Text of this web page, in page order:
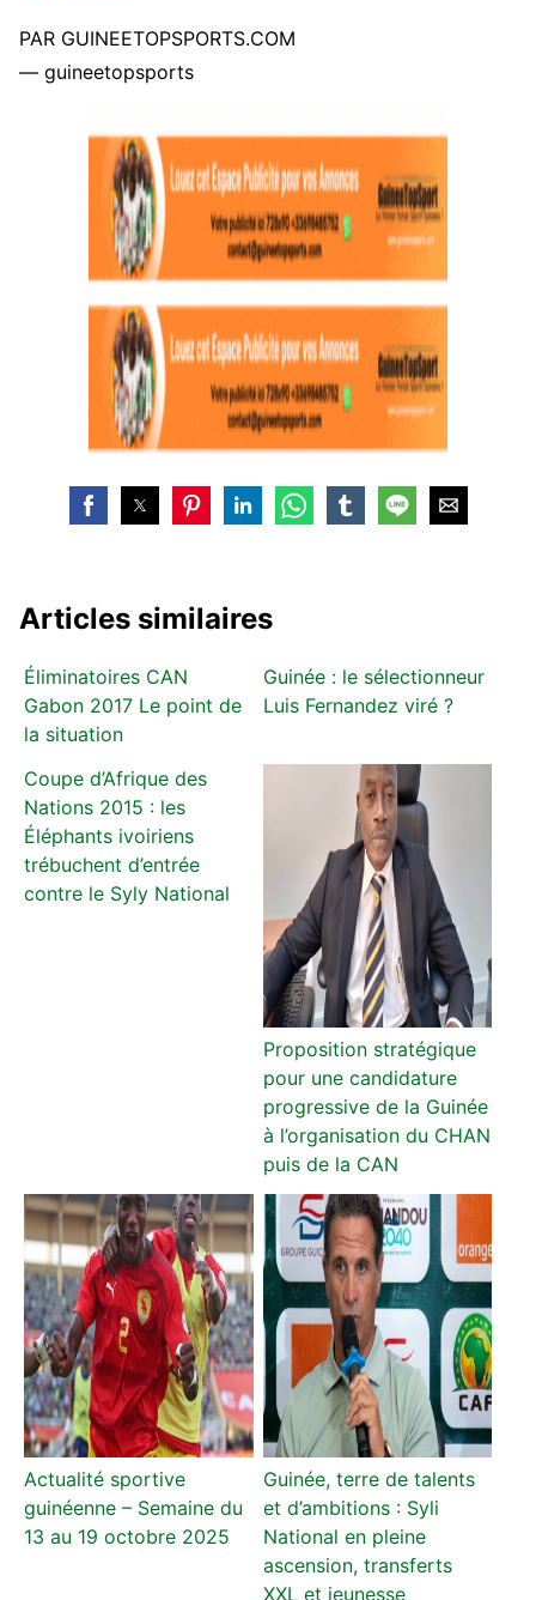
PAR GUINEETOPSPORTS.COM
— guineetopsports
Articles similaires
Éliminatoires CAN
Gabon 2017 Le point de
la situation
Guinée : le sélectionneur
Luis Fernandez viré ?
Coupe d’Afrique des
Nations 2015 : les
Éléphants ivoiriens
trébuchent d’entrée
contre le Syly National
Proposition stratégique
pour une candidature
progressive de la Guinée
à l’organisation du CHAN
puis de la CAN
Actualité sportive
guinéenne – Semaine du
13 au 19 octobre 2025
Guinée, terre de talents
et d’ambitions : Syli
National en pleine
ascension, transferts
XXL et jeunesse